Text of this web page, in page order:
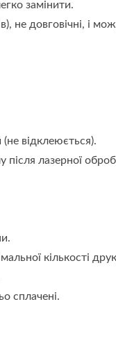
замінити.
довговічні, і
відклеюється).
лазерної
кількості
сплачені.